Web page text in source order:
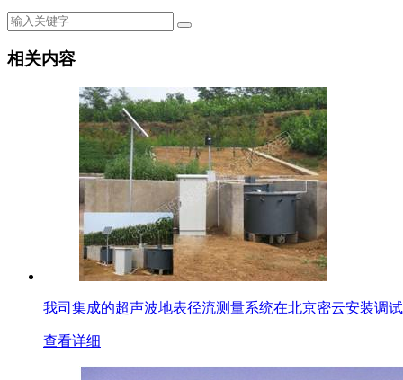
相关内容
我司集成的超声波地表径流测量系统在北京密云安装调
查看详细